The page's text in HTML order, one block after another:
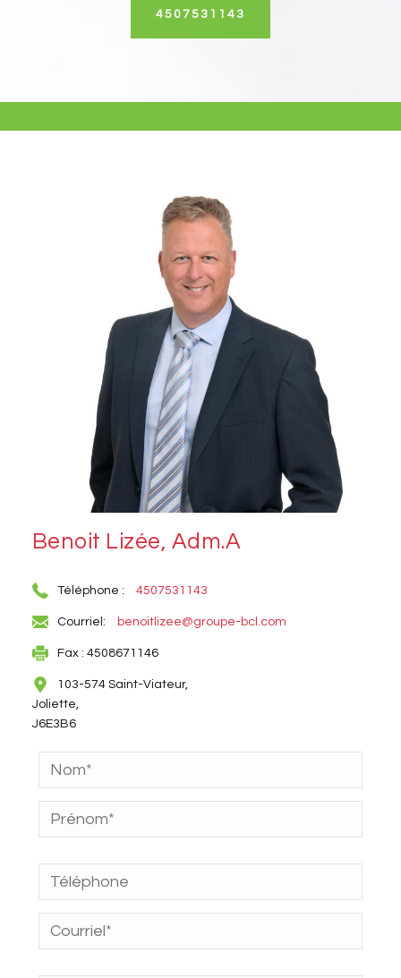
4507531143
Benoit Lizée, Adm.A
Téléphone : 4507531143
Courriel: benoitlizee@groupe-bcl.com
Fax : 4508671146
103-574 Saint-Viateur,
Joliette,
J6E3B6